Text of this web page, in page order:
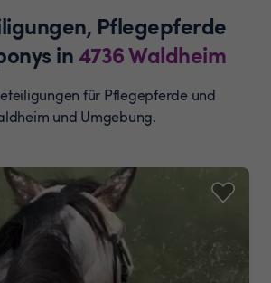
Pflegepferde
in4736Waldheim
für Pflegepferde und
und Umgebung.